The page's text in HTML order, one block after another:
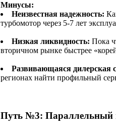
Минусы:
Неизвестная надежность:
турбомотор через 5-7 лет
Низкая ликвидность: Пока
вторичном рынке быстрее
Развивающаяся дилерская
регионах найти профильный
Путь №3: Параллельный